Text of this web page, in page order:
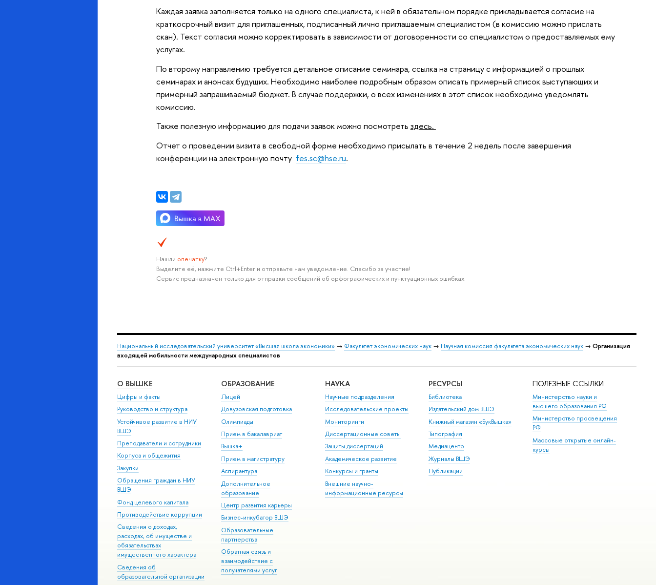
Каждая заявка заполняется только на одного специалиста, к ней в обязательном порядке прикладывается согласие на
краткосрочный визит для приглашенных, подписанный лично приглашаемым специалистом (в комиссию можно прислать
скан). Текст согласия можно корректировать в зависимости от договоренности со специалистом о предоставляемых ему
услугах.
По второму направлению требуется детальное описание семинара, ссылка на страницу с информацией о прошлых
семинарах и анонсах будущих. Необходимо наиболее подробным образом описать примерный список выступающих и
примерный запрашиваемый бюджет. В случае поддержки, о всех изменениях в этот список необходимо уведомлять
комиссию.
Также полезную информацию для подачи заявок можно посмотреть здесь.
Отчет о проведении визита в свободной форме необходимо присылать в течение 2 недель после завершения
конференции на электронную почту fes.sc@hse.ru.
Нашли опечатку?
Выделите её, нажмите Ctrl+Enter и отправьте нам уведомление. Спасибо за участие!
Сервис предназначен только для отправки сообщений об орфографических и пунктуационных ошибках.
Национальный исследовательский университет «Высшая школа экономики» → Факультет экономических наук → Научная комиссия факультета экономических наук → Организация
входящей мобильности международных специалистов
О ВЫШКЕ
Цифры и факты
Руководство и структура
Устойчивое развитие в НИУ
ВШЭ
Преподаватели и сотрудники
Корпуса и общежития
Закупки
Обращения граждан в НИУ
ВШЭ
Фонд целевого капитала
Противодействие коррупции
Сведения о доходах,
расходах, об имуществе и
обязательствах
имущественного характера
Сведения об
образовательной организации
ОБРАЗОВАНИЕ
Лицей
Довузовская подготовка
Олимпиады
Прием в бакалавриат
Вышка+
Прием в магистратуру
Аспирантура
Дополнительное
образование
Центр развития карьеры
Бизнес-инкубатор ВШЭ
Образовательные
партнерства
Обратная связь и
взаимодействие с
получателями услуг
НАУКА
Научные подразделения
Исследовательские проекты
Мониторинги
Диссертационные советы
Защиты диссертаций
Академическое развитие
Конкурсы и гранты
Внешние научно-
информационные ресурсы
РЕСУРСЫ
Библиотека
Издательский дом ВШЭ
Книжный магазин «БукВышка»
Типография
Медиацентр
Журналы ВШЭ
Публикации
ПОЛЕЗНЫЕ ССЫЛКИ
Министерство науки и
высшего образования РФ
Министерство просвещения
РФ
Массовые открытые онлайн-
курсы